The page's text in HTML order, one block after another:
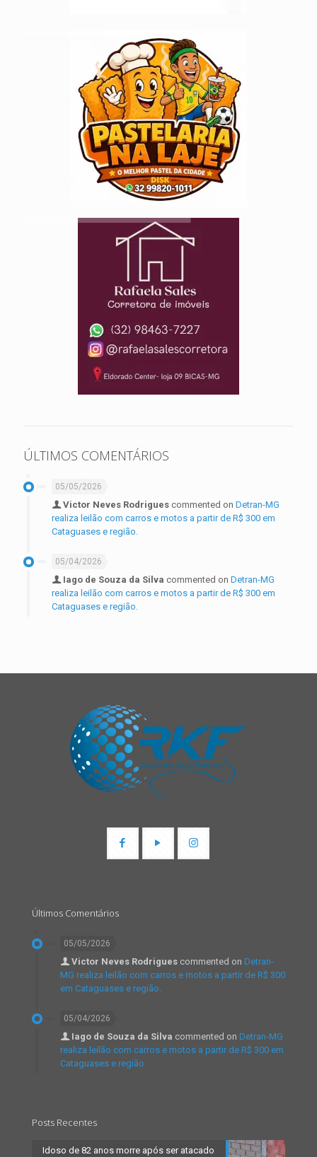
ÚLTIMOS COMENTÁRIOS
05/05/2026
Victor Neves Rodrigues commented on Detran-MG
realiza leilão com carros e motos a partir de R$ 300 em
Cataguases e região.
05/04/2026
Iago de Souza da Silva commented on Detran-MG
realiza leilão com carros e motos a partir de R$ 300 em
Cataguases e região.
Últimos Comentários
05/05/2026
Victor Neves Rodrigues commented on Detran-
MG realiza leilão com carros e motos a partir de R$ 300
em Cataguases e região.
05/04/2026
Iago de Souza da Silva commented on Detran-MG
realiza leilão com carros e motos a partir de R$ 300 em
Cataguases e região.
Posts Recentes
Idoso de 82 anos morre após ser atacado